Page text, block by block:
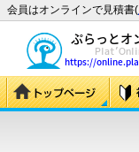
会員はオンラインで見積書(